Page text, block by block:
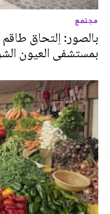
مجتمع
بالصور: اِلتحاق
بمستشفى العيون